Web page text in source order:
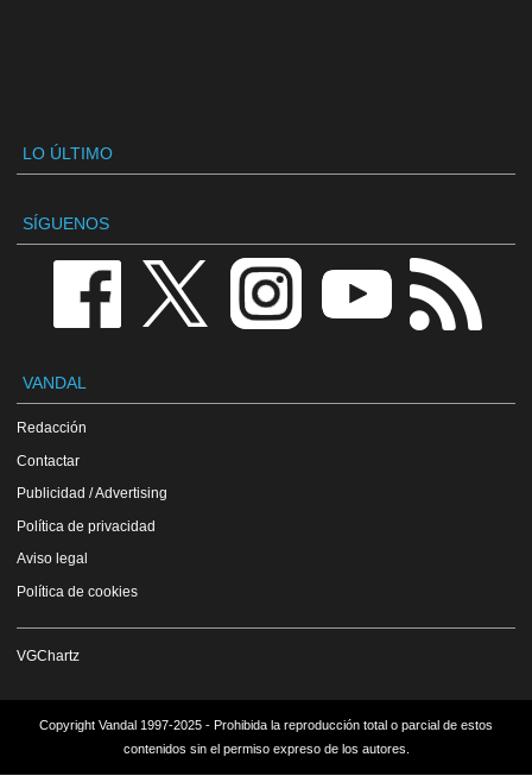
LO ÚLTIMO
SÍGUENOS
VANDAL
Redacción
Contactar
Publicidad / Advertising
Política de privacidad
Aviso legal
Política de cookies
VGChartz
Copyright Vandal 1997-2025 - Prohibida la reproducción total o parcial de estos
contenidos sin el permiso expreso de los autores.